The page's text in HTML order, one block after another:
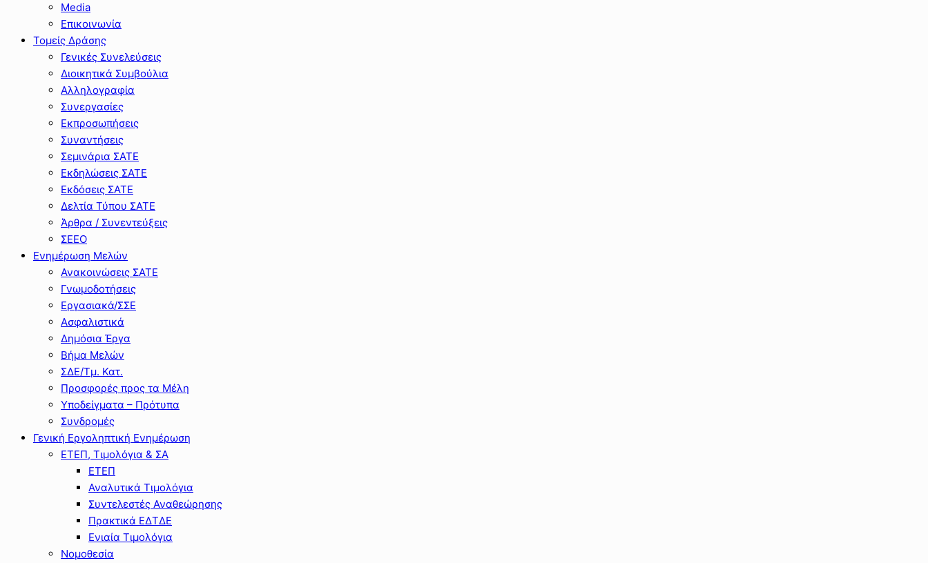
Media
Επικοινωνία
Τομείς Δράσης
Γενικές Συνελεύσεις
Διοικητικά Συμβούλια
Αλληλογραφία
Συνεργασίες
Εκπροσωπήσεις
Συναντήσεις
Σεμινάρια ΣΑΤΕ
Εκδηλώσεις ΣΑΤΕ
Εκδόσεις ΣΑΤΕ
Δελτία Τύπου ΣΑΤΕ
Άρθρα / Συνεντεύξεις
ΣΕΕΟ
Ενημέρωση Μελών
Ανακοινώσεις ΣΑΤΕ
Γνωμοδοτήσεις
Εργασιακά/ΣΣΕ
Ασφαλιστικά
Δημόσια Έργα
Βήμα Μελών
ΣΔΕ/Τμ. Κατ.
Προσφορές προς τα Μέλη
Υποδείγματα – Πρότυπα
Συνδρομές
Γενική Εργοληπτική Ενημέρωση
ΕΤΕΠ, Τιμολόγια & ΣΑ
ΕΤΕΠ
Αναλυτικά Τιμολόγια
Συντελεστές Αναθεώρησης
Πρακτικά ΕΔΤΔΕ
Ενιαία Τιμολόγια
Νομοθεσία